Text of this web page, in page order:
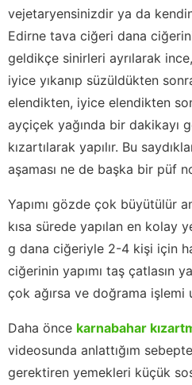
vejetaryensinizdir ya da
Edirne tava ciğeri dana
geldikçe sinirleri ayrılarak
iyice yıkanıp süzüldükten
elendikten, iyice elendikten
ayçiçek yağında bir dakikayı
kızartılarak yapılır. Bu
aşaması ne de başka bir püf
Yapımı gözde çok büyütülür
kısa sürede yapılan en kolay
g dana ciğeriyle 2-4 kişi için
ciğerinin yapımı taş çatlasın
çok ağırsa ve doğrama işlemi
Daha önce karnabahar
videosunda anlattığım
gerektiren yemekleri küçük